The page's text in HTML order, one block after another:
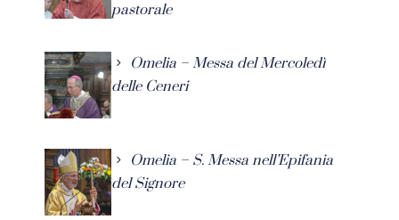
pastorale
Omelia – Messa del Mercoledì
delle Ceneri
Omelia – S. Messa nell’Epifania
del Signore